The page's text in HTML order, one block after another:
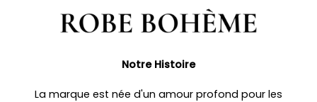
Notre Histoire
La marque est née d'un amour profond pour les